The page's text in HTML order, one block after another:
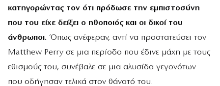
κατηγορώντας τον ότι πρόδωσε την εμπιστοσύνη
που του είχε δείξει ο ηθοποιός και οι δικοί του
άνθρωποι. Όπως ανέφεραν, αντί να προστατεύσει τον
Matthew Perry σε μια περίοδο που έδινε μάχη με τους
εθισμούς του, συνέβαλε σε μια αλυσίδα γεγονότων
που οδήγησαν τελικά στον θάνατό του.